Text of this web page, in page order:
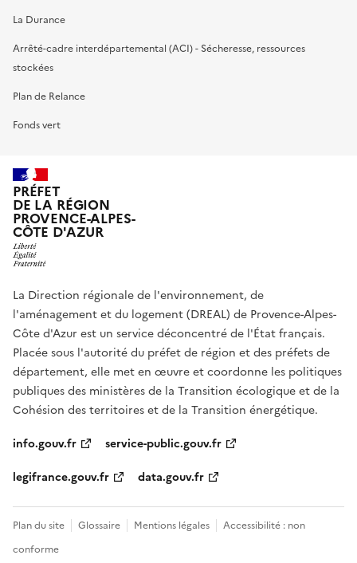
La Durance
Arrêté-cadre interdépartemental (ACI) - Sécheresse, ressources
stockées
Plan de Relance
Fonds vert
PRÉFET
DE LA RÉGION
PROVENCE-ALPES-
CÔTE D'AZUR
La Direction régionale de l'environnement, de
l'aménagement et du logement (DREAL) de Provence-Alpes-
Côte d'Azur est un service déconcentré de l'État français.
Placée sous l'autorité du préfet de région et des préfets de
département, elle met en œuvre et coordonne les politiques
publiques des ministères de la Transition écologique et de la
Cohésion des territoires et de la Transition énergétique.
info.gouv.fr
service-public.gouv.fr
legifrance.gouv.fr
data.gouv.fr
Plan du site Glossaire Mentions légales
Accessibilité : non
conforme